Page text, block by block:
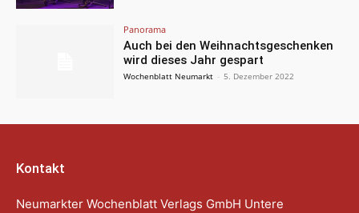
Panorama
Auch bei den Weihnachtsgeschenken
wird dieses Jahr gespart
Wochenblatt Neumarkt - 5. Dezember 2022
Kontakt
Neumarkter Wochenblatt Verlags GmbH Untere